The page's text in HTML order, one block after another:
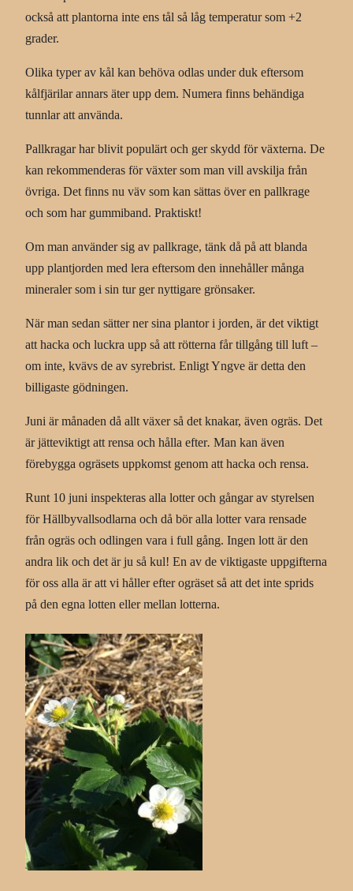
också att plantorna inte ens tål så låg temperatur som +2
grader.
Olika typer av kål kan behöva odlas under duk eftersom
kålfjärilar annars äter upp dem. Numera finns behändiga
tunnlar att använda.
Pallkragar har blivit populärt och ger skydd för växterna. De
kan rekommenderas för växter som man vill avskilja från
övriga. Det finns nu väv som kan sättas över en pallkrage
och som har gummiband. Praktiskt!
Om man använder sig av pallkrage, tänk då på att blanda
upp plantjorden med lera eftersom den innehåller många
mineraler som i sin tur ger nyttigare grönsaker.
När man sedan sätter ner sina plantor i jorden, är det viktigt
att hacka och luckra upp så att rötterna får tillgång till luft –
om inte, kvävs de av syrebrist. Enligt Yngve är detta den
billigaste gödningen.
Juni är månaden då allt växer så det knakar, även ogräs. Det
är jätteviktigt att rensa och hålla efter. Man kan även
förebygga ogräsets uppkomst genom att hacka och rensa.
Runt 10 juni inspekteras alla lotter och gångar av styrelsen
för Hällbyvallsodlarna och då bör alla lotter vara rensade
från ogräs och odlingen vara i full gång. Ingen lott är den
andra lik och det är ju så kul! En av de viktigaste uppgifterna
för oss alla är att vi håller efter ogräset så att det inte sprids
på den egna lotten eller mellan lotterna.